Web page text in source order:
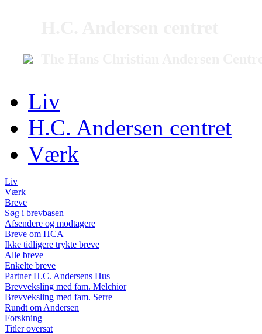
Liv
H.C. Andersen centret
Værk
Liv
Værk
Breve
Søg i brevbasen
Afsendere og modtagere
Breve om HCA
Ikke tidligere trykte breve
Alle breve
Enkelte breve
Partner H.C. Andersens Hus
Brevveksling med fam. Melchior
Brevveksling med fam. Serre
Rundt om Andersen
Forskning
Titler oversat